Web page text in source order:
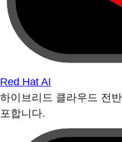
Red Hat AI
하이브리드 클라우드 전
포합니다.